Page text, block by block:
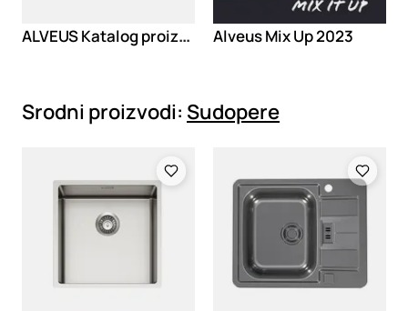
ALVEUS Katalog proizvoda 2024 Alveus Mix Up 2023
Srodni proizvodi: Sudopere